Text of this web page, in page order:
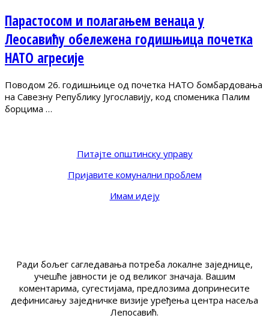
Парастосом и полагањем венаца у
Леосавићу обележена годишњица почетка
НАТО агресије
Поводом 26. годишњице од почетка НАТО бомбардовања
на Савезну Републику Југославију, код споменика Палим
борцима …
Питајте општинску управу
Пријавите комунални проблем
Имам идеју
Ради бољег сагледавања потреба локалне заједнице,
учешће јавности је од великог значаја. Вашим
коментарима, сугестијама, предлозима допринесите
дефинисању заједничке визије уређења центра насеља
Лепосавић.